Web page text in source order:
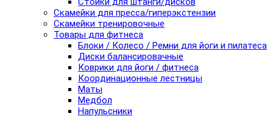
Скамейки для пресса/гиперэкстензии
Скамейки тренировочные
Товары для фитнеса
Блоки / Колесо / Ремни для йоги и пилатеса
Диски балансировачные
Коврики для йоги / фитнеса
Координационные лестницы
Маты
Медбол
Напульсники